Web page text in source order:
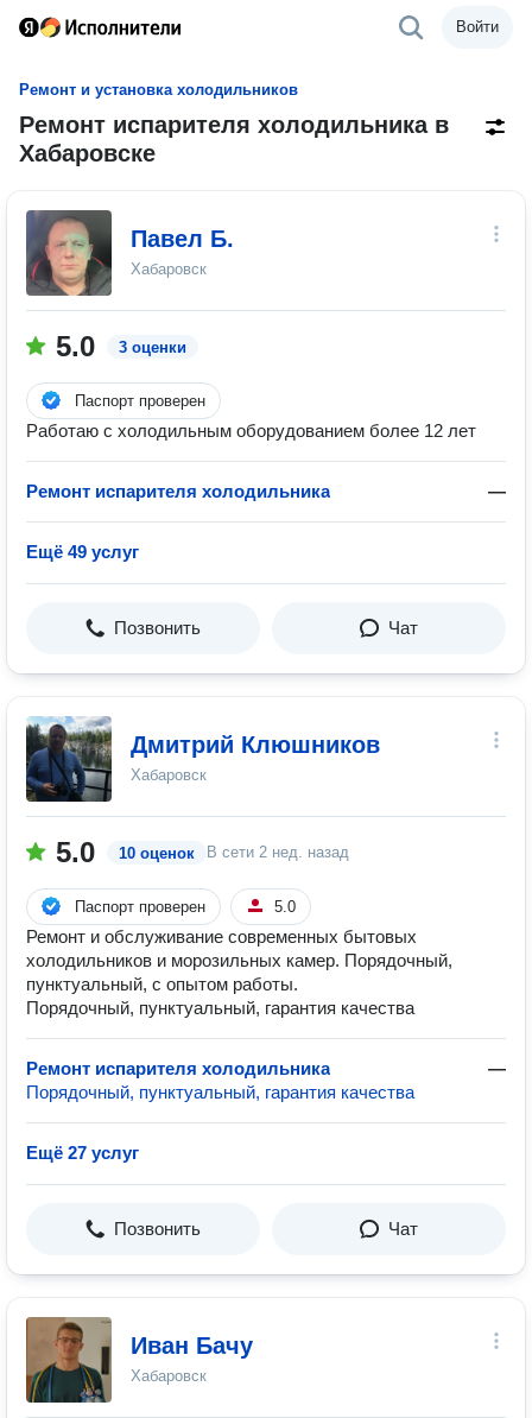
Войти
Ремонт и установка холодильников
Ремонт испарителя холодильника в
Хабаровске
Павел Б.
Хабаровск
5.0 3 оценки
Паспорт проверен
Работаю с холодильным оборудованием более 12 лет
Ремонт испарителя холодильника —
Ещё 49 услуг
Позвонить Чат
Дмитрий Клюшников
Хабаровск
5.0 10 оценок В сети 2 нед. назад
Паспорт проверен 5.0
Ремонт и обслуживание современных бытовых
холодильников и морозильных камер. Порядочный,
пунктуальный, с опытом работы.
Порядочный, пунктуальный, гарантия качества
Ремонт испарителя холодильника
—
Порядочный, пунктуальный, гарантия качества
Ещё 27 услуг
Позвонить Чат
Иван Бачу
Хабаровск